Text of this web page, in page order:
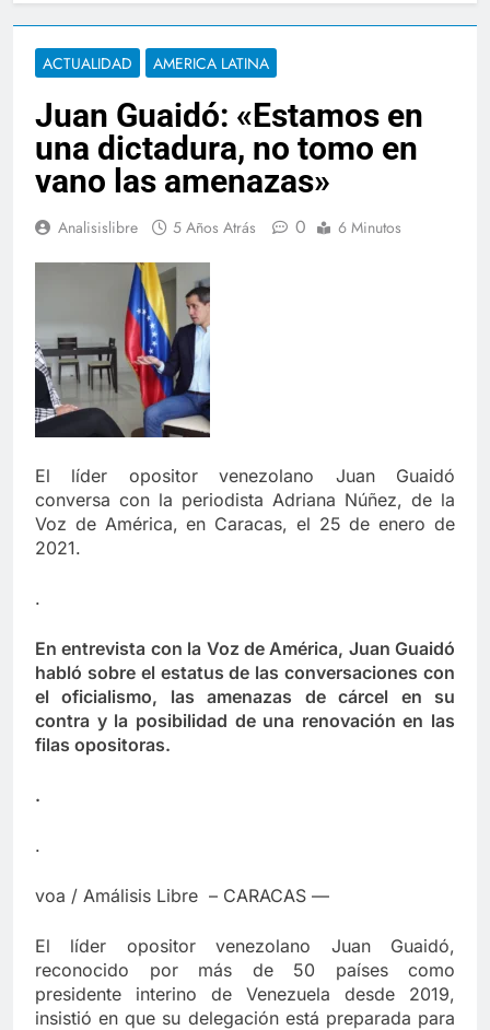
ACTUALIDAD AMERICA LATINA
Juan Guaidó: «Estamos en
una dictadura, no tomo en
vano las amenazas»
Analisislibre 5 Años Atrás 0 6 Minutos
El líder opositor venezolano Juan Guaidó
conversa con la periodista Adriana Núñez, de la
Voz de América, en Caracas, el 25 de enero de
2021.
.
En entrevista con la Voz de América, Juan Guaidó
habló sobre el estatus de las conversaciones con
el oficialismo, las amenazas de cárcel en su
contra y la posibilidad de una renovación en las
filas opositoras.
.
.
voa / Amálisis Libre – CARACAS —
El líder opositor venezolano Juan Guaidó,
reconocido por más de 50 países como
presidente interino de Venezuela desde 2019,
insistió en que su delegación está preparada para